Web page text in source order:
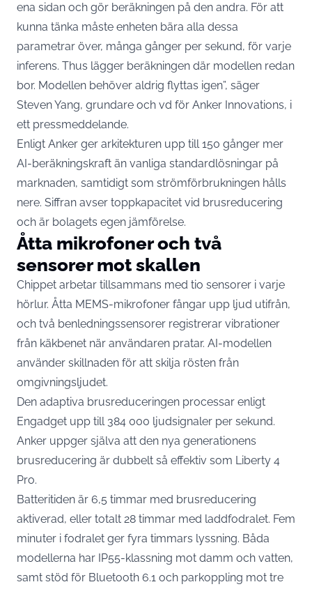
ena sidan och gör beräkningen på den andra. För att
kunna tänka måste enheten bära alla dessa
parametrar över, många gånger per sekund, för varje
inferens. Thus lägger beräkningen där modellen redan
bor. Modellen behöver aldrig flyttas igen”, säger
Steven Yang, grundare och vd för Anker Innovations, i
ett pressmeddelande.
Enligt Anker ger arkitekturen upp till 150 gånger mer
AI-beräkningskraft än vanliga standardlösningar på
marknaden, samtidigt som strömförbrukningen hålls
nere. Siffran avser toppkapacitet vid brusreducering
och är bolagets egen jämförelse.
Åtta mikrofoner och två
sensorer mot skallen
Chippet arbetar tillsammans med tio sensorer i varje
hörlur. Åtta MEMS-mikrofoner fångar upp ljud utifrån,
och två benledningssensorer registrerar vibrationer
från käkbenet när användaren pratar. AI-modellen
använder skillnaden för att skilja rösten från
omgivningsljudet.
Den adaptiva brusreduceringen processar enligt
Engadget upp till 384 000 ljudsignaler per sekund.
Anker uppger själva att den nya generationens
brusreducering är dubbelt så effektiv som Liberty 4
Pro.
Batteritiden är 6,5 timmar med brusreducering
aktiverad, eller totalt 28 timmar med laddfodralet. Fem
minuter i fodralet ger fyra timmars lyssning. Båda
modellerna har IP55-klassning mot damm och vatten,
samt stöd för Bluetooth 6.1 och parkoppling mot tre